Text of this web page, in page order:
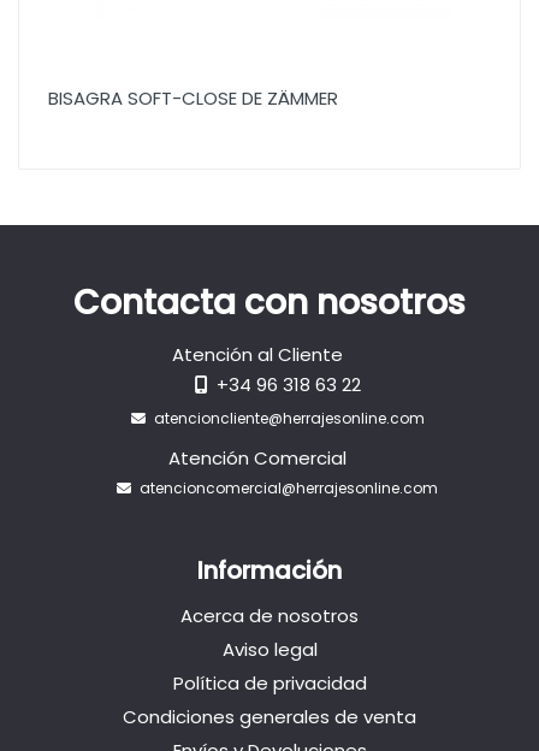
BISAGRA SOFT-CLOSE DE ZÄMMER
Contacta con nosotros
Atención al Cliente
+34 96 318 63 22
atencioncliente@herrajesonline.com
Atención Comercial
atencioncomercial@herrajesonline.com
Información
Acerca de nosotros
Aviso legal
Política de privacidad
Condiciones generales de venta